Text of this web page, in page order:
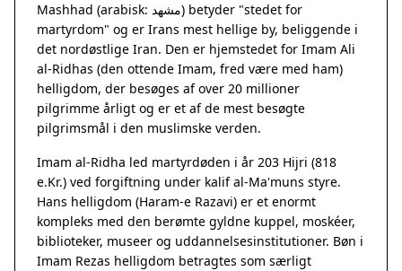
Mashhad (arabisk: مشهد) betyder "stedet for
martyrdom" og er Irans mest hellige by, beliggende i
det nordøstlige Iran. Den er hjemstedet for Imam Ali
al-Ridhas (den ottende Imam, fred være med ham)
helligdom, der besøges af over 20 millioner
pilgrimme årligt og er et af de mest besøgte
pilgrimsmål i den muslimske verden.
Imam al-Ridha led martyrdøden i år 203 Hijri (818
e.Kr.) ved forgiftning under kalif al-Ma'muns styre.
Hans helligdom (Haram-e Razavi) er et enormt
kompleks med den berømte gyldne kuppel, moskéer,
biblioteker, museer og uddannelsesinstitutioner. Bøn i
Imam Rezas helligdom betragtes som særligt